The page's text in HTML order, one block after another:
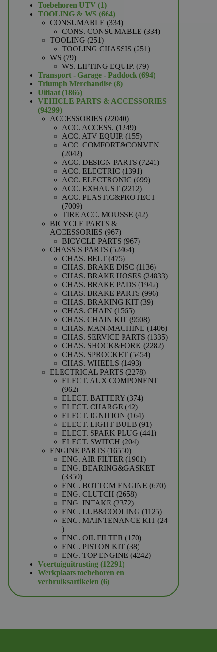
Toebehoren UTV 11
product
TOOLING & WS 664664
producten
CONSUMABLE 334334
producten
CONS. CONSUMABLE 334334
TOOLING 251251
producten
TOOLING CHASSIS 251251
WS 7979
producten
WS. LIFTING EQUIP. 7979
producten
Transport - Garage - Paddock 694694
Triumph Merchandise 88
Uitlaat 18661866
producten
VEHICLE PARTS & ACCESSORIES
9429994299
producten
ACCESSORIES 2204022040
producten
ACC. ACCESS. 12491249
producten
ACC. ATV EQUIP. 155155
producten
ACC. COMFORT&CONVEN.
20422042
producten
ACC. DESIGN PARTS 72417241
ACC. ELECTRIC 13911391
producten
ACC. ELECTRONIC 699699
ACC. EXHAUST 22122212
producten
ACC. PLASTIC&PROTECT
70097009
producten
TIRE ACC. MOUSSE 4242
BICYCLE PARTS &
ACCESSORIES 967967
producten
BICYCLE PARTS 967967
CHASSIS PARTS 5246452464
CHAS. BELT 475475
producten
CHAS. BRAKE DISC 11361136
producten
CHAS. BRAKE HOSES 2483324833
CHAS. BRAKE PADS 19421942
producten
CHAS. BRAKE PARTS 996996
CHAS. BRAKING KIT 3939
CHAS. CHAIN 15651565
producten
CHAS. CHAIN KIT 95089508
producten
CHAS. MAN-MACHINE 14061406
producten
CHAS. SERVICE PARTS 13351335
CHAS. SHOCK&FORK 22822282
CHAS. SPROCKET 54545454
CHAS. WHEELS 14931493
producten
ELECTRICAL PARTS 22782278
producten
ELECT. AUX COMPONENT
962962
producten
ELECT. BATTERY 374374
ELECT. CHARGE 4242
producten
ELECT. IGNITION 164164
producten
ELECT. LIGHT BULB 9191
producten
ELECT. SPARK PLUG 441441
ELECT. SWITCH 204204
ENGINE PARTS 1655016550
producten
ENG. AIR FILTER 19011901
producten
ENG. BEARING&GASKET
33503350
producten
ENG. BOTTOM ENGINE 670670
ENG. CLUTCH 26582658
ENG. INTAKE 23722372
producten
ENG. LUB&COOLING 11251125
producten
ENG. MAINTENANCE KIT 24
24
producten
ENG. OIL FILTER 170170
producten
ENG. PISTON KIT 3838
producten
ENG. TOP ENGINE 42424242
Voertuiguitrusting 1229112291
producten
Werkplaats toebehoren en
verbruiksartikelen 66